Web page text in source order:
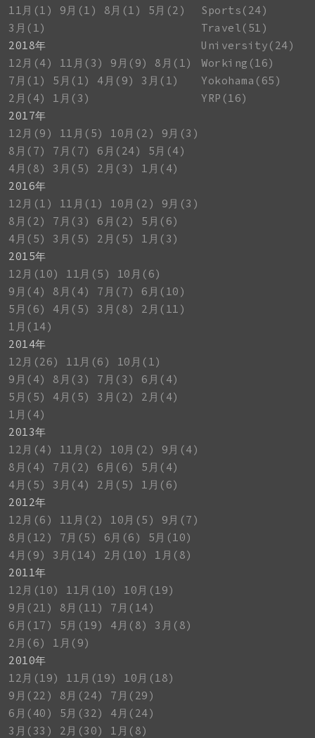
11月(1)
9月(1) 8月(1)
5月(2)
3月(1)
2018年
12月(4)
11月(3) 9月(9)
8月(1)
7月(1)
5月(1) 4月(9)
3月(1)
2月(4)
1月(3)
2017年
12月(9)
11月(5) 10月(2)
9月(3)
8月(7)
7月(7) 6月(24)
5月(4)
4月(8)
3月(5) 2月(3)
1月(4)
2016年
12月(1)
11月(1) 10月(2)
9月(3)
8月(2)
7月(3) 6月(2)
5月(6)
4月(5)
3月(5) 2月(5)
1月(3)
2015年
12月(10)
11月(5)
10月(6)
9月(4)
8月(4) 7月(7)
6月(10)
5月(6)
4月(5) 3月(8)
2月(11)
1月(14)
2014年
12月(26)
11月(6)
10月(1)
9月(4)
8月(3) 7月(3)
6月(4)
5月(5)
4月(5) 3月(2)
2月(4)
1月(4)
2013年
12月(4)
11月(2) 10月(2)
9月(4)
8月(4)
7月(2) 6月(6)
5月(4)
4月(5)
3月(4) 2月(5)
1月(6)
2012年
12月(6)
11月(2) 10月(5)
9月(7)
8月(12)
7月(5) 6月(6)
5月(10)
4月(9)
3月(14) 2月(10)
1月(8)
2011年
12月(10)
11月(10)
10月(19)
9月(21)
8月(11)
7月(14)
6月(17)
5月(19) 4月(8)
3月(8)
2月(6)
1月(9)
2010年
12月(19)
11月(19)
10月(18)
9月(22)
8月(24)
7月(29)
6月(40)
5月(32)
4月(24)
3月(33)
2月(30)
1月(8)
Sports(24)
Travel(51)
University(24)
Working(16)
Yokohama(65)
YRP(16)